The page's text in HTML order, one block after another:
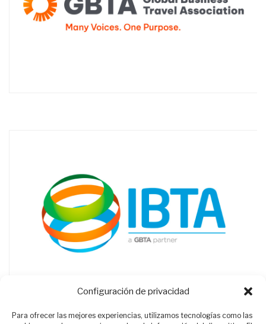
Configuración de privacidad
Para ofrecer las mejores experiencias, utilizamos tecnologías como las